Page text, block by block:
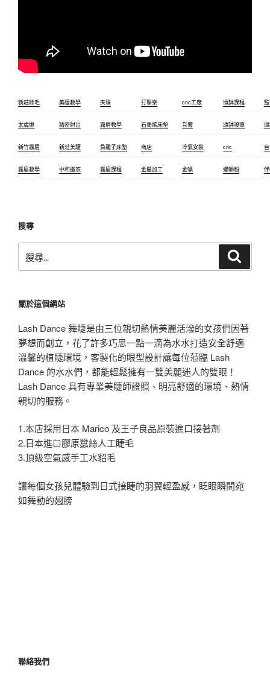
新莊除毛 美睫教學 天珠 打擊樂 cnc工廠 頌缽課程
太歲燈 精密射出 霧眉教學 石墨烯床墊 音響 頌缽證照
新竹霧眉 新莊美睫 負離子床墊 商店 冷氣安裝 cnc
霧眉教學 中和搬家 霧眉課程 金屬加工 金嗓 螺螄粉
搜尋
尋
字:
關於這個網站
Lash Dance 舞睫是由三位親切熱情美麗活潑的女孩們因著
夢想而創立，花了許多巧思一點一滴為水水打造安全舒適
溫馨的植睫環境，客製化的眼型設計讓每位蒞臨 Lash
Dance 的水水們，都能輕鬆擁有一雙美麗迷人的雙眼！
Lash Dance 具有專業美睫師證照、明亮舒適的環境、熱情
親切的服務。
1.本店採用日本 Marico 及王子良品原裝進口接著劑
2.日本進口膠原蠶絲人工睫毛
3.頂級空氣感手工水貂毛
讓每個女孩兒體驗到日式接睫的羽翼輕盈感，眨眼瞬間宛
如舞動的翅膀
聯絡我們